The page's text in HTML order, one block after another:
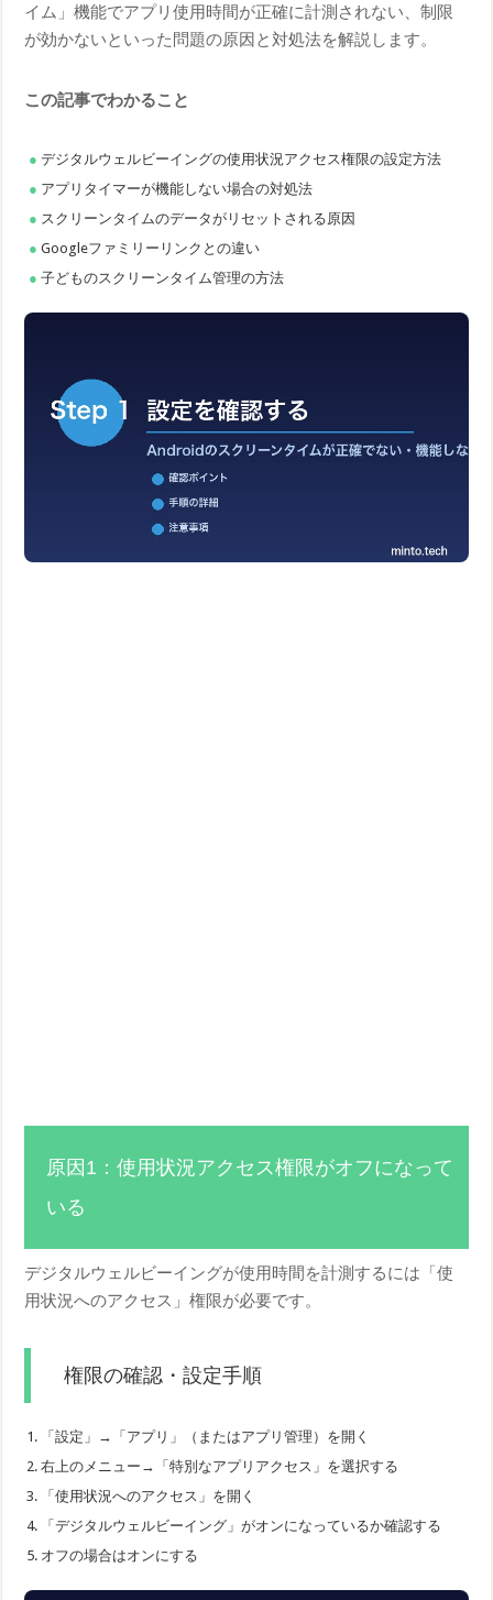
イム」機能でアプリ使用時間が正確に計測されない、制限
が効かないといった問題の原因と対処法を解説します。
この記事でわかること
デジタルウェルビーイングの使用状況アクセス権限の設定方法
アプリタイマーが機能しない場合の対処法
スクリーンタイムのデータがリセットされる原因
Googleファミリーリンクとの違い
子どものスクリーンタイム管理の方法
原因1：使用状況アクセス権限がオフになって
いる
デジタルウェルビーイングが使用時間を計測するには「使
用状況へのアクセス」権限が必要です。
権限の確認・設定手順
「設定」→「アプリ」（またはアプリ管理）を開く
右上のメニュー→「特別なアプリアクセス」を選択する
「使用状況へのアクセス」を開く
「デジタルウェルビーイング」がオンになっているか確認する
オフの場合はオンにする